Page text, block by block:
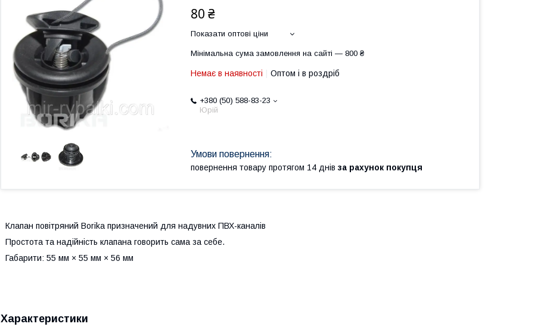
80 ₴
Показати оптові ціни
Мінімальна сума замовлення на сайті — 800 ₴
Немає в наявності Оптом і в роздріб
+380 (50) 588-83-23
Юрій
повернення товару протягом 14 днів за рахунок покупця
Клапан повітряний Borika призначений для надувних ПВХ-каналів
Простота та надійність клапана говорить сама за себе.
Габарити: 55 мм × 55 мм × 56 мм
Характеристики